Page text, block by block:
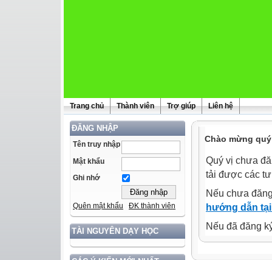
Trang chủ Thành viên Trợ giúp Liên hệ
ĐĂNG NHẬP
Tên truy nhập
Mật khẩu
Ghi nhớ
Quên mật khẩu ĐK thành viên
TÀI NGUYÊN DẠY HỌC
Chào mừng
Quý vị chưa
tải được các
Nếu chưa
hướng dẫn
Nếu đã đăng